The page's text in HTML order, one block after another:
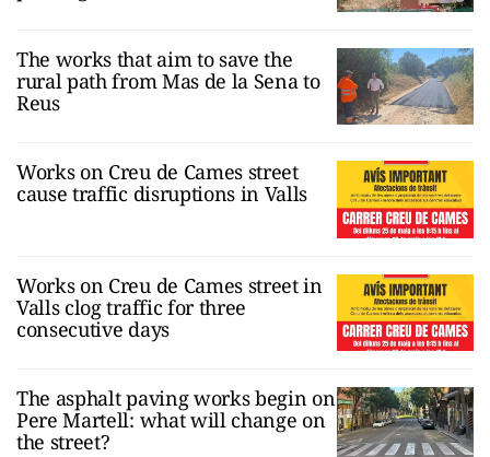
The works that aim to save the
rural path from Mas de la Sena to
Reus
Works on Creu de Cames street
cause traffic disruptions in Valls
Works on Creu de Cames street in
Valls clog traffic for three
consecutive days
The asphalt paving works begin on
Pere Martell: what will change on
the street?